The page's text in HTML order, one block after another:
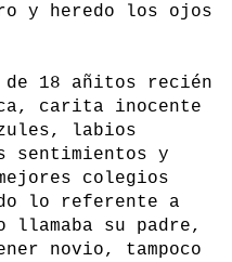
y heredo los ojos
de 18 añitos recién
carita inocente
labios
sentimientos y
colegios
lo referente a
llamaba su padre,
novio, tampoco